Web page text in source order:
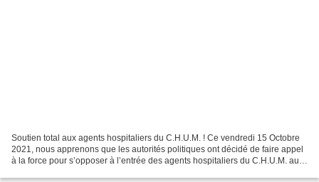
Soutien total aux agents hospitaliers du C.H.U.M. ! Ce vendredi 15 Octobre
2021, nous apprenons que les autorités politiques ont décidé de faire appel
à la force pour s’opposer à l’entrée des agents hospitaliers du C.H.U.M. au